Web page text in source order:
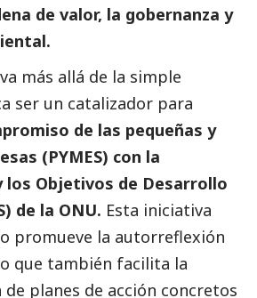
de valor, la gobernanza y
más allá de la simple
ser un catalizador para
de las pequeñas y
(PYMES) con la
los Objetivos de Desarrollo
de la ONU. Esta iniciativa
promueve la autorreflexión
que también facilita la
planes de acción concretos